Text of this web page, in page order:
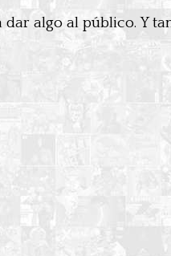
algo al público. Y